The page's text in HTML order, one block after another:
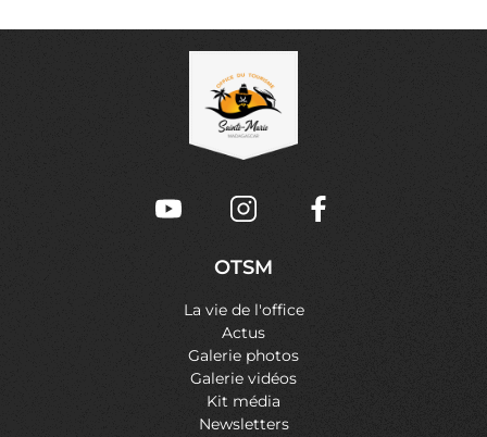
OTSM
La vie de l'office
Actus
Galerie photos
Galerie vidéos
Kit média
Newsletters